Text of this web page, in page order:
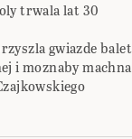
trwala lat 30
gwiazde
i moznaby